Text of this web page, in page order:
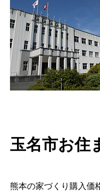
玉名市お住
熊本の家づくり購入価